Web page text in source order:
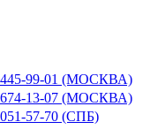
99-01 (МОСКВА)
674-13-07 (МОСКВА)
57-70 (СПБ)